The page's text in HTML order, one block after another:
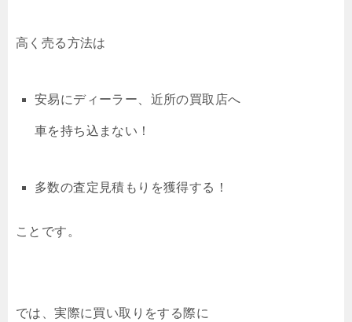
高く売る方法は
安易にディーラー、近所の買取店へ
車を持ち込まない！
多数の査定見積もりを獲得する！
ことです。
では、実際に買い取りをする際に